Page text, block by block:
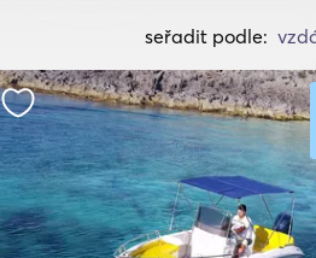
seřadit podle: